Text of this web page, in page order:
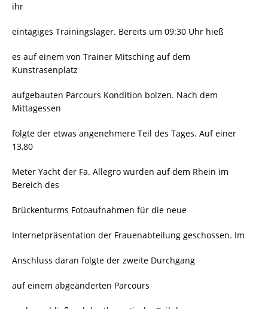
ihr
eintägiges Trainingslager. Bereits um 09:30 Uhr hieß
es auf einem von Trainer Mitsching auf dem
Kunstrasenplatz
aufgebauten Parcours Kondition bolzen. Nach dem
Mittagessen
folgte der etwas angenehmere Teil des Tages. Auf einer
13,80
Meter Yacht der Fa. Allegro wurden auf dem Rhein im
Bereich des
Brückenturms Fotoaufnahmen für die neue
Internetpräsentation der Frauenabteilung geschossen. Im
Anschluss daran folgte der zweite Durchgang
auf einem abgeänderten Parcours